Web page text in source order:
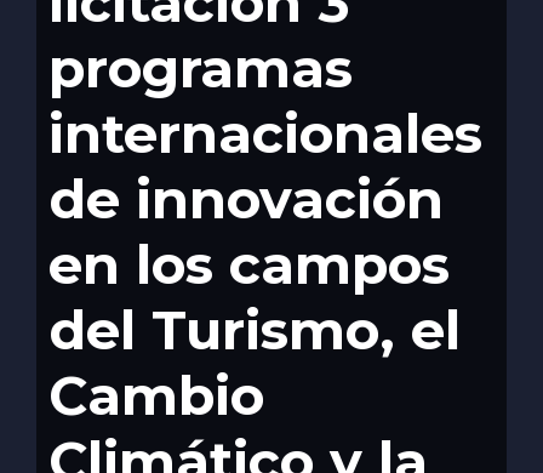
programas
internacionales
de innovación
en los campos
del Turismo, el
Cambio